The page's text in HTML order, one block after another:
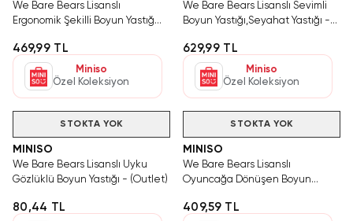
We Bare Bears Lisanslı
Ergonomik Şekilli Boyun Yastığ
469,99 TL
Miniso
Özel Koleksiyon
We Bare Bears Lisanslı Sevimli
Boyun Yastığı,Seyahat Yastığı -
629,99 TL
Miniso
Özel Koleksiyon
STOKTA YOK
MINISO
We Bare Bears Lisanslı Uyku
Gözlüklü Boyun Yastığı - (Outlet)
80,44 TL
STOKTA YOK
MINISO
We Bare Bears Lisanslı
Oyuncağa Dönüşen Boyun
409,59 TL